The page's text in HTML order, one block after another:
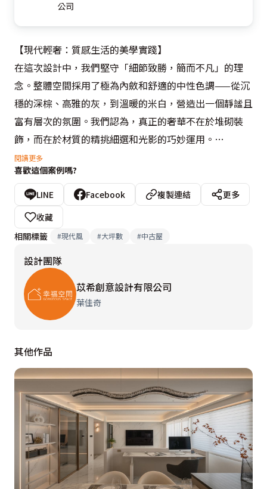
公司
【現代輕奢：質感生活的美學實踐】
在這次設計中，我們堅守「細節致勝，簡而不凡」的理
念。整體空間採用了極為內斂和舒適的中性色調——從沉
穩的深棕、高雅的灰，到溫暖的米白，營造出一個靜謐且
富有層次的氛圍。我們認為，真正的奢華不在於堆砌裝
飾，而在於材質的精挑細選和光影的巧妙運用。
【材質與光影的和諧對話】
客廳的牆面處理非常關鍵，我們結合了深灰色的皮革繃布
和精緻的石紋大板磚，讓電視主牆在簡約中顯露氣勢。特
別是我們設計的隱藏式線性光源，它不僅界定了空間的輪
加輕盈、溫暖。
我們也特別重視公共區的實用性與美感結合。比如餐廳旁
通透的玻璃酒櫃，它不僅是一個展示收藏的裝置，更成為
客廳區域的藝術亮點。而玄關到內部的動線，透過不同材
【打造專屬的舒適私密領域】
在私領域，我們希望提供絕對的舒適和寧靜。主臥的暖調
床頭背板與柔軟的寢具，營造出一個讓人完全放鬆的避風
港。而專屬的步入式衣帽間則採用了功能至上的系統化設
計，灰調簡潔的櫃體結合充足照明，讓每一件物品都能被
妥善珍藏。
這個作品對我們而言，是將低調奢華與實用機能完美融合
閱讀更多
喜歡這個案例嗎?
LINE Facebook 複製連結
更多
收藏
相關標籤
#現代風 #大坪數 #中古屋
設計團隊
苡希創意設計有限公司
葉佳奇
其他作品